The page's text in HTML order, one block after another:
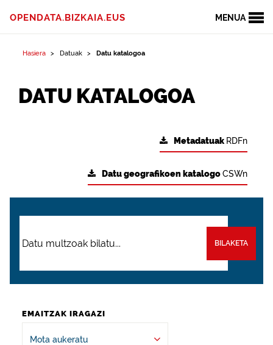
MENUA
OPENDATA.BIZKAIA.EUS
Hasiera Datuak Datu katalogoa
DATU KATALOGOA
Metadatuak RDFn
Datu geografikoen katalogoCSWn
BILAKETA
EMAITZAK IRAGAZI
Mota aukeratu